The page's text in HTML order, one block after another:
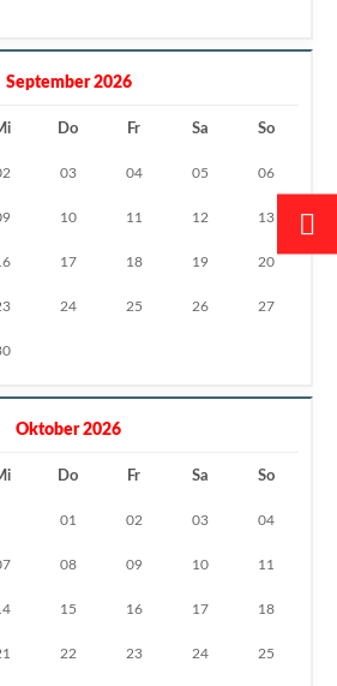
September 2026
Do Fr Sa So
03 04 05 06
10 11 12 13
17 18 19 20
24 25 26 27
Oktober 2026
Do Fr Sa So
01 02 03 04
08 09 10 11
15 16 17 18
22 23 24 25